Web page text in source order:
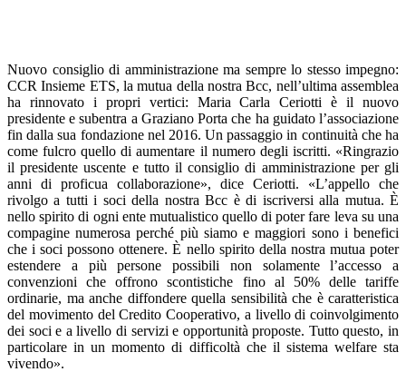
Nuovo consiglio di amministrazione ma sempre lo stesso impegno:
CCR Insieme ETS, la mutua della nostra Bcc, nell’ultima assemblea
ha rinnovato i propri vertici: Maria Carla Ceriotti è il nuovo
presidente e subentra a Graziano Porta che ha guidato l’associazione
fin dalla sua fondazione nel 2016. Un passaggio in continuità che ha
come fulcro quello di aumentare il numero degli iscritti. «Ringrazio
il presidente uscente e tutto il consiglio di amministrazione per gli
anni di proficua collaborazione», dice Ceriotti. «L’appello che
rivolgo a tutti i soci della nostra Bcc è di iscriversi alla mutua. È
nello spirito di ogni ente mutualistico quello di poter fare leva su una
compagine numerosa perché più siamo e maggiori sono i benefici
che i soci possono ottenere. È nello spirito della nostra mutua poter
estendere a più persone possibili non solamente l’accesso a
convenzioni che offrono scontistiche fino al 50% delle tariffe
ordinarie, ma anche diffondere quella sensibilità che è caratteristica
del movimento del Credito Cooperativo, a livello di coinvolgimento
dei soci e a livello di servizi e opportunità proposte. Tutto questo, in
particolare in un momento di difficoltà che il sistema welfare sta
vivendo».